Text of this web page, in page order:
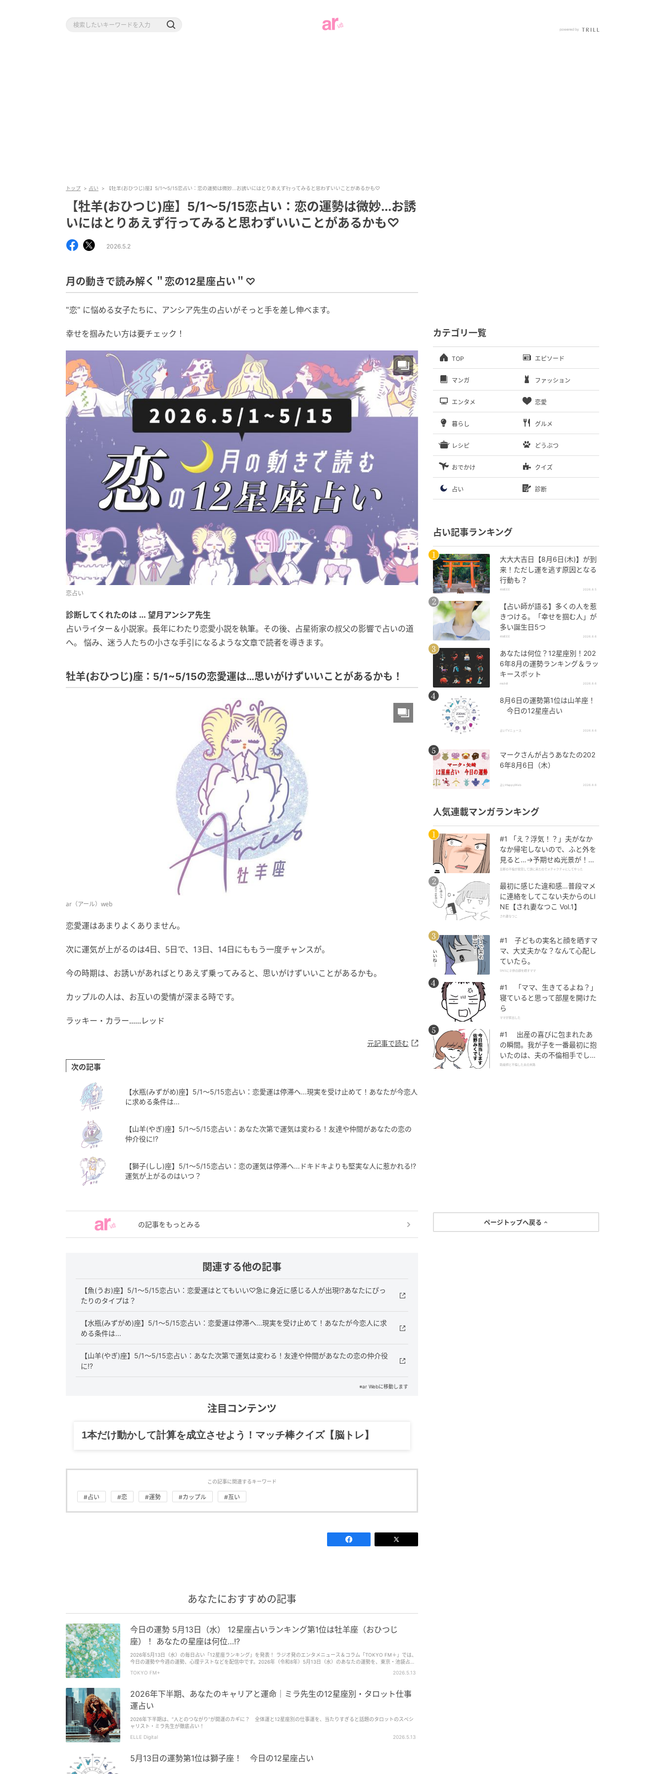
トップ 占い 【牡羊(おひつじ)座】5/1〜5/15恋占い：恋の運勢は微妙...お誘いにはとりあえず行ってみると思わずいいことがあるかも♡
【牡羊(おひつじ)座】5/1〜5/15恋占い：恋の運勢は微妙...お誘
いにはとりあえず行ってみると思わずいいことがあるかも♡
2026.5.2
月の動きで読み解く＂恋の12星座占い＂♡
"恋" に悩める女子たちに、アンシア先生の占いがそっと手を差し伸べます。
幸せを掴みたい方は要チェック！
恋占い
診断してくれたのは … 望月アンシア先生
占いライター＆小説家。長年にわたり恋愛小説を執筆。その後、占星術家の叔父の影響で占いの道
へ。 悩み、迷う人たちの小さな手引になるような文章で読者を導きます。
牡羊(おひつじ)座：5/1~5/15の恋愛運は…思いがけずいいことがあるかも！
ar（アール）web
恋愛運はあまりよくありません。
次に運気が上がるのは4日、5日で、13日、14日にももう一度チャンスが。
今の時期は、お誘いがあればとりあえず乗ってみると、思いがけずいいことがあるかも。
カップルの人は、お互いの愛情が深まる時です。
ラッキー・カラー......レッド
元記事で読む
次の記事
【水瓶(みずがめ)座】5/1〜5/15恋占い：恋愛運は停滞へ...現実を受け止めて！あなたが今恋人
に求める条件は...
【山羊(やぎ)座】5/1〜5/15恋占い：あなた次第で運気は変わる！友達や仲間があなたの恋の
仲介役に⁉︎
【獅子(しし)座】5/1〜5/15恋占い：恋の運気は停滞へ...ドキドキよりも堅実な人に惹かれる⁉︎
運気が上がるのはいつ？
の記事をもっとみる
関連する他の記事
【魚(うお)座】5/1〜5/15恋占い：恋愛運はとてもいい♡急に身近に感じる人が出現⁉︎あなたにぴっ
たりのタイプは？
【水瓶(みずがめ)座】5/1〜5/15恋占い：恋愛運は停滞へ...現実を受け止めて！あなたが今恋人に求
める条件は...
【山羊(やぎ)座】5/1〜5/15恋占い：あなた次第で運気は変わる！友達や仲間があなたの恋の仲介役
に⁉︎
※ar Webに移動します
注目コンテンツ
グルメ、ギャグ、子育て、旅行記……全部、読めます。
この記事に関連するキーワード
#占い #恋 #運勢 #カップル #互い
あなたにおすすめの記事
今日の運勢 5月13日（水） 12星座占いランキング第1位は牡羊座（おひつじ
座）！ あなたの星座は何位…!?
2026年5月13日（水）の毎日占い「12星座ランキング」を発表！ ラジオ発のエンタメニュース＆コラム「TOKYO FM＋」では、
今日の運勢や今週の運勢、心理テストなどを配信中です。2026年（令和8年）5月13日（水）のあなたの運勢を、東京・池袋占い
1位は牡羊座（おひつじ座）！ あなたの星座は何位……？
TOKYO FM+ 2026.5.13
2026年下半期、あなたのキャリアと運命｜ミラ先生の12星座別・タロット仕事
運占い
2026年下半期は、“人とのつながり”が開運のカギに？ 全体運と12星座別の仕事運を、当たりすぎると話題のタロットのスペシ
ャリスト・ミラ先生が徹底占い！
ELLE Digital
2026.5.13
5月13日の運勢第1位は獅子座！ 今日の12星座占い
カテゴリ一覧
TOP エピソード
マンガ ファッション
エンタメ 恋愛
暮らし グルメ
レシピ どうぶつ
おでかけ クイズ
占い 診断
占い記事ランキング
大大大吉日【8月6日(木)】が到
来！ただし運を逃す原因となる
行動も？
4MEEE 2026.8.5
【占い師が語る】多くの人を惹
きつける。「幸せを掴む人」が
多い誕生日5つ
4MEEE 2026.8.6
あなたは何位？12星座別！202
6年8月の運勢ランキング＆ラッ
キースポット
michill 2026.8.6
8月6日の運勢第1位は山羊座！
今日の12星座占い
占いTVニュース 2026.8.6
マークさんが占うあなたの202
6年8月6日（木）
占いHappyWeb 2026.8.6
人気連載マンガランキング
#1 「え？浮気！？」夫がなか
なか帰宅しないので、ふと外を
見ると…→予期せぬ光景が！｜
旦那の不倫が発覚して頭に来た
旦那の不倫が発覚して頭に来たのでメチャクチャにしてやった
最初に感じた違和感…普段マメ
に連絡をしてこない夫からのLI
NE【され妻なつこ Vol.1】
され妻なつこ
#1 子どもの実名と顔を晒すマ
マ、大丈夫かな？なんて心配し
ていたら。
SNSに子供の顔を晒すママ
#1 「ママ、生きてるよね？」
寝ていると思って部屋を開けた
ら
ママが家出した
#1 出産の喜びに包まれたあ
の瞬間。我が子を一番最初に抱
いたのは、夫の不倫相手でし
た。
助産師と不倫した夫の末路
ページトップへ戻る